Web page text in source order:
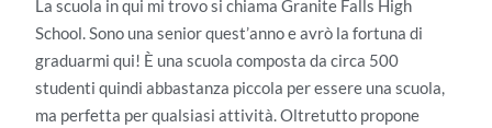
La scuola in qui mi trovo si chiama Granite Falls High
School. Sono una senior quest’anno e avrò la fortuna di
graduarmi qui! È una scuola composta da circa 500
studenti quindi abbastanza piccola per essere una scuola,
ma perfetta per qualsiasi attività. Oltretutto propone